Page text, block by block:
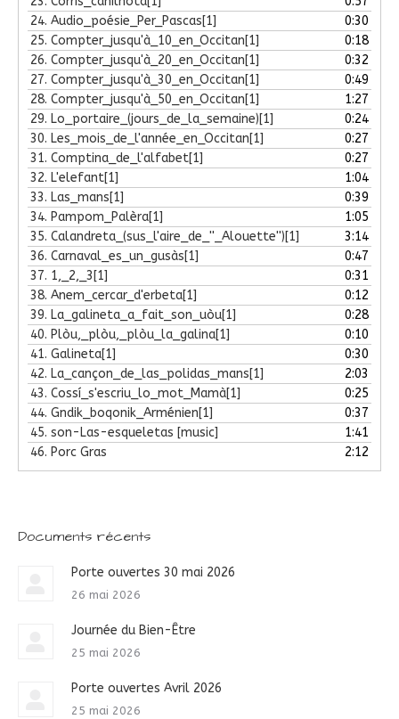
24. Audio_poésie_Per_Pascas[1]
0:30
25. Compter_jusqu'à_10_en_Occitan[1]
0:18
26. Compter_jusqu'à_20_en_Occitan[1]
0:32
27. Compter_jusqu'à_30_en_Occitan[1]
0:49
28. Compter_jusqu'à_50_en_Occitan[1]
1:27
29. Lo_portaire_(jours_de_la_semaine)[1]
0:24
30. Les_mois_de_l'année_en_Occitan[1]
0:27
31. Comptina_de_l'alfabet[1]
0:27
32. L'elefant[1]
1:04
33. Las_mans[1]
0:39
34. Pampom_Palèra[1]
1:05
35. Calandreta_(sus_l'aire_de_''_Alouette'')[1]
3:14
36. Carnaval_es_un_gusàs[1]
0:47
37. 1,_2,_3[1]
0:31
38. Anem_cercar_d'erbeta[1]
0:12
39. La_galineta_a_fait_son_uòu[1]
0:28
40. Plòu,_plòu,_plòu_la_galina[1]
0:10
41. Galineta[1]
0:30
42. La_cançon_de_las_polidas_mans[1]
2:03
43. Cossí_s'escriu_lo_mot_Mamà[1]
0:25
44. Gndik_boqonik_Arménien[1]
0:37
45. son-Las-esqueletas [music]
1:41
46. Porc Gras 2:12
Documents récents
Porte ouvertes 30 mai 2026
26 mai 2026
Journée du Bien-Être
25 mai 2026
Porte ouvertes Avril 2026
25 mai 2026